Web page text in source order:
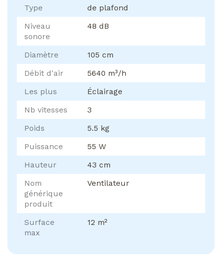
Type
de plafond
Niveau
sonore
48 dB
Diamètre
105 cm
Débit d'air
5640 m³/h
Les plus
Éclairage
Nb vitesses
3
Poids
5.5 kg
Puissance
55 W
Hauteur
43 cm
Nom
générique
produit
Ventilateur
Surface
max
12 m²